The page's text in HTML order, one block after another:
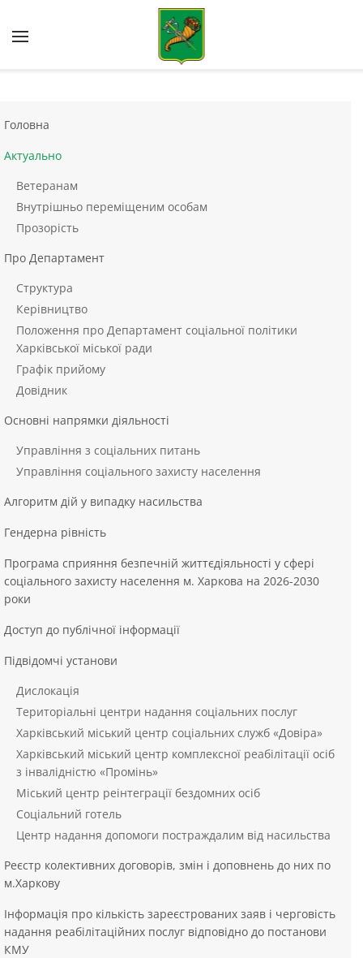
Skip to main content
Головна
Актуально
Ветеранам
Внутрішньо переміщеним особам
Прозорість
Про Департамент
Структура
Керівництво
Положення про Департамент соціальної політики
Харківської міської ради
Графік прийому
Довідник
Основні напрямки діяльності
Управління з соціальних питань
Управління соціального захисту населення
Алгоритм дій у випадку насильства
Гендерна рівність
Програма сприяння безпечній життєдіяльності у сфері
соціального захисту населення м. Харкова на 2026-2030
роки
Доступ до публічної інформації
Підвідомчі установи
Дислокація
Територіальні центри надання соціальних послуг
Харківський міський центр соціальних служб «Довіра»
Харківський міський центр комплексної реабілітації осіб
з інвалідністю «Промінь»
Міський центр реінтеграції бездомних осіб
Соціальний готель
Центр надання допомоги постраждалим від насильства
Реєстр колективних договорів, змін і доповнень до них по
м.Харкову
Інформація про кількість зареєстрованих заяв і черговість
надання реабілітаційних послуг відповідно до постанови
КМУ